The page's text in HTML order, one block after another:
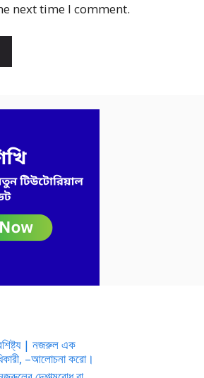
next time I comment.
| নজরুল এক
–আলোচনা করো।